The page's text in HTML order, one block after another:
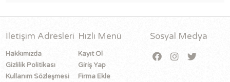
İletişim Adresleri
Hakkımızda
Gizlilik Politikası
Kullanım Sözleşmesi
Hızlı Menü
Kayıt Ol
Giriş Yap
Firma Ekle
Sosyal Medya